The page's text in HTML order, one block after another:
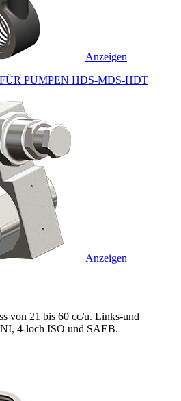
Anzeigen
PUMPEN HDS-MDS-HDT
Anzeigen
von 21 bis 60 cc/u. Links-und
4-loch ISO und SAEB.